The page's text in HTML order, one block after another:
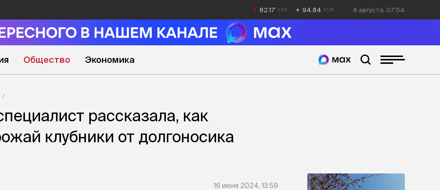
82.17 94.84 8 августа, 07:54
Общество Экономика
рассказала, как
клубники от долгоносика
16 июня 2024, 13:59